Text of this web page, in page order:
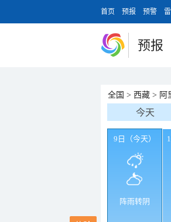
首页 预报 预警
预报
全国 > 西藏 > 阿
今天
9日（今天）
阵雨转阴